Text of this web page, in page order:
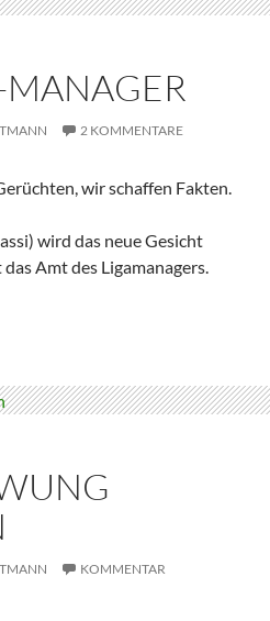
2 KOMMENTARE
wir schaffen Fakten.
wird das neue Gesicht
Amt des Ligamanagers.
KOMMENTAR